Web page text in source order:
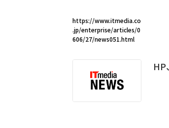
https://www.itmedia.co
.jp/enterprise/articles/0
606/27/news051.html
HP